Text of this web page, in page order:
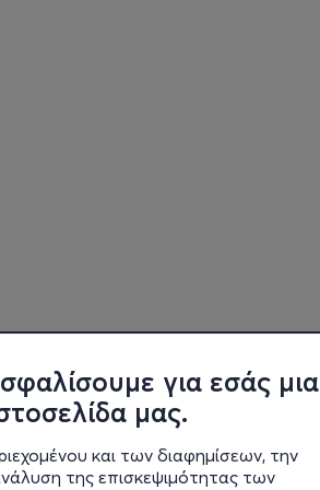
για εσάς μια
μας.
και των διαφημίσεων, την
της επισκεψιμότητας των